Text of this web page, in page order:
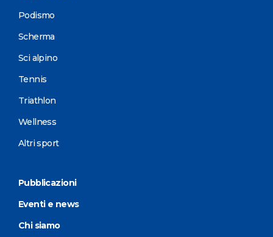
Podismo
Scherma
Sci alpino
Tennis
Triathlon
Wellness
Altri sport
Pubblicazioni
Eventi e news
Chi siamo